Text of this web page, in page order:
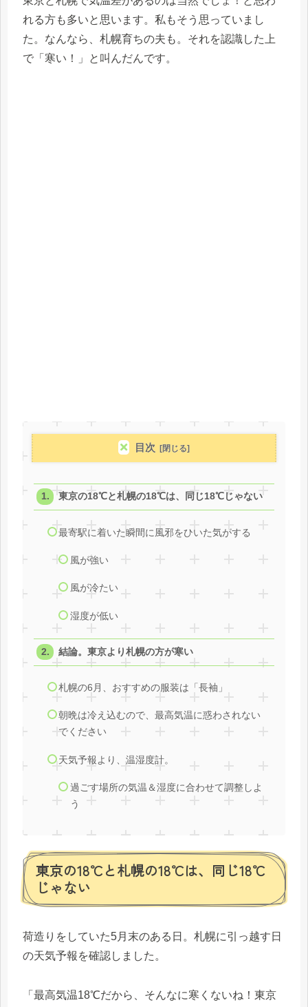
れる方も多いと思います。私もそう思っていまし
た。なんなら、札幌育ちの夫も。それを認識した上
で「寒い！」と叫んだんです。
目次
東京の18℃と札幌の18℃は、同じ18℃じゃない
最寄駅に着いた瞬間に風邪をひいた気がする
風が強い
風が冷たい
湿度が低い
結論。東京より札幌の方が寒い
札幌の6月、おすすめの服装は「長袖」
朝晩は冷え込むので、最高気温に惑わされない
でください
天気予報より、温湿度計。
過ごす場所の気温＆湿度に合わせて調整しよ
う
東京の18℃と札幌の18℃は、同じ18℃
じゃない
荷造りをしていた5月末のある日。札幌に引っ越す日
の天気予報を確認しました。
「最高気温18℃だから、そんなに寒くないね！東京